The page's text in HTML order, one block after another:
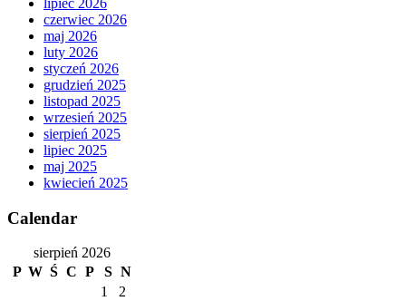
czerwiec 2026
maj 2026
luty 2026
styczeń 2026
grudzień 2025
listopad 2025
wrzesień 2025
sierpień 2025
lipiec 2025
maj 2025
kwiecień 2025
Calendar
sierpień 2026
P W Ś C P S N
1
2